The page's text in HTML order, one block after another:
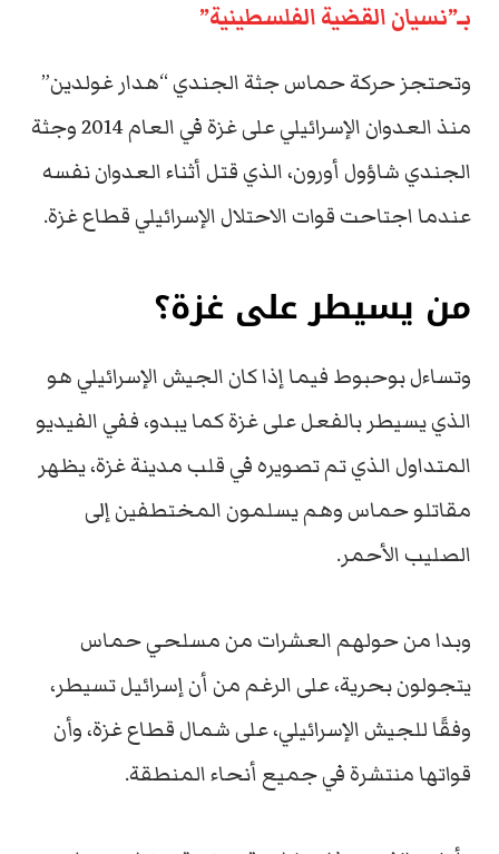
بـ”نسيان القضية الفلسطينية”
وتحتجز حركة حماس جثة الجندي “هدار غولدين”
منذ العدوان الإسرائيلي على غزة في العام 2014 وجثة
الجندي شاؤول أورون، الذي قتل أثناء العدوان نفسه
عندما اجتاحت قوات الاحتلال الإسرائيلي قطاع غزة.
من يسيطر على غزة؟
وتساءل بوحبوط فيما إذا كان الجيش الإسرائيلي هو
الذي يسيطر بالفعل على غزة كما يبدو، ففي الفيديو
المتداول الذي تم تصويره في قلب مدينة غزة، يظهر
مقاتلو حماس وهم يسلمون المختطفين إلى
الصليب الأحمر.
وبدا من حولهم العشرات من مسلحي حماس
يتجولون بحرية، على الرغم من أن إسرائيل تسيطر،
وفقًا للجيش الإسرائيلي، على شمال قطاع غزة، وأن
قواتها منتشرة في جميع أنحاء المنطقة.